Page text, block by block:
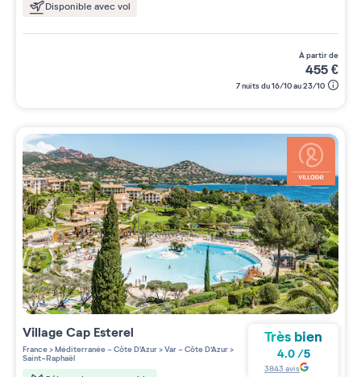
Disponible avec vol
à partir de
455€
7 nuits du 16/10 au 23/10
VillageCap Esterel
France>Méditerranée - Côte D'Azur>Var - Côte D'Azur>
Saint-Raphaël
Très bien
4.0/5
3843avis